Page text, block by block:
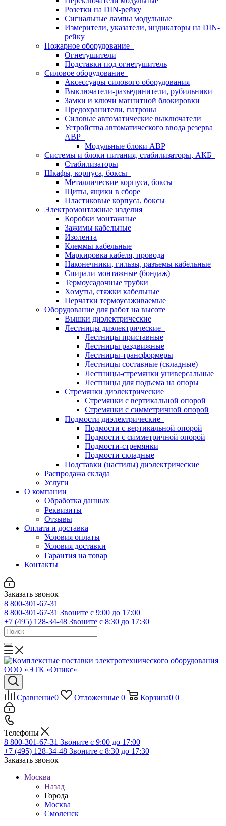
Розетки на DIN-рейку
Сигнальные лампы модульные
Измерители, указатели, индикаторы на DIN-
рейку
Пожарное оборудование
Огнетушители
Подставки под огнетушитель
Силовое оборудование
Аксессуары силового оборудования
Выключатели-разъединители, рубильники
Замки и ключи магнитной блокировки
Предохранители, патроны
Силовые автоматические выключатели
Устройства автоматического ввода резерва
АВР
Модульные блоки АВР
Системы и блоки питания, стабилизаторы, АКБ
Стабилизаторы
Шкафы, корпуса, боксы
Металлические корпуса, боксы
Щиты, ящики в сборе
Пластиковые корпуса, боксы
Электромонтажные изделия
Коробки монтажные
Зажимы кабельные
Изолента
Клеммы кабельные
Маркировка кабеля, провода
Наконечники, гильзы, разъемы кабельные
Спирали монтажные (бондаж)
Термоусадочные трубки
Хомуты, стяжки кабельные
Перчатки термоусаживаемые
Оборудование для работ на высоте
Вышки диэлектрические
Лестницы диэлектрические
Лестницы приставные
Лестницы раздвижные
Лестницы-трансформеры
Лестницы составные (складные)
Лестницы-стремянки универсальные
Лестницы для подъема на опоры
Стремянки диэлектрические
Стремянки с вертикальной опорой
Стремянки с симметричной опорой
Подмости диэлектрические
Подмости с вертикальной опорой
Подмости с симметричной опорой
Подмости-стремянки
Подмости складные
Подставки (настилы) диэлектрические
Распродажа склада
Услуги
О компании
Обработка данных
Реквизиты
Отзывы
Оплата и доставка
Условия оплаты
Условия доставки
Гарантия на товар
Контакты
Заказать звонок
8 800-301-67-31
8 800-301-67-31 Звоните с 9:00 до 17:00
+7 (495) 128-34-48 Звоните с 8:30 до 17:30
Сравнение0 Отложенные 0 Корзина0 0
Телефоны
8 800-301-67-31 Звоните с 9:00 до 17:00
+7 (495) 128-34-48 Звоните с 8:30 до 17:30
Заказать звонок
Москва
Назад
Города
Москва
Смоленск